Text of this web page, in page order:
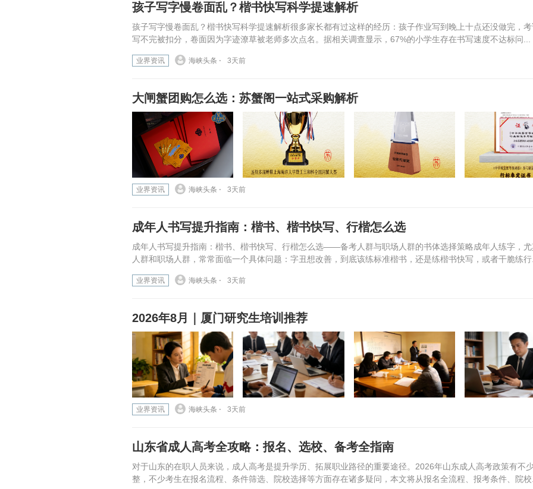
孩子写字慢卷面乱？楷书快写科学提速解析
孩子写字慢卷面乱？楷书快写科学提速解析很多家长都有过这样的经历：孩子作业写到晚上十点还没做完，
写不完被扣分，卷面因为字迹潦草被老师多次点名。据相关调查显示，67%的小学生存在书写速度不达标问...
业界资讯 海峡头条 ⋅ 3天前
大闸蟹团购怎么选：苏蟹阁一站式采购解析
业界资讯 海峡头条 ⋅ 3天前
成年人书写提升指南：楷书、楷书快写、行楷怎么选
成年人书写提升指南：楷书、楷书快写、行楷怎么选——备考人群与职场人群的书体选择策略成年人练字，
人群和职场人群，常常面临一个具体问题：字丑想改善，到底该练标准楷书，还是练楷书快写，或者干脆练
业界资讯 海峡头条 ⋅ 3天前
2026年8月｜厦门研究生培训推荐
业界资讯 海峡头条 ⋅ 3天前
山东省成人高考全攻略：报名、选校、备考全指南
对于山东的在职人员来说，成人高考是提升学历、拓展职业路径的重要途径。2026年山东成人高考政策有不
整，不少考生在报名流程、条件筛选、院校选择等方面存在诸多疑问，本文将从报名全流程、报考条件、院